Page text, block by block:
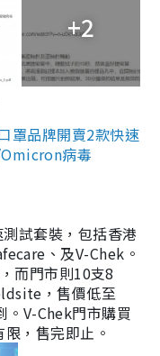
+2
罩品牌開賣2款快速
病毒
試套裝，包括香港
、及V-Chek。
而門市則10支8
，售價低至
V-Chek門市購買
，售完即止。